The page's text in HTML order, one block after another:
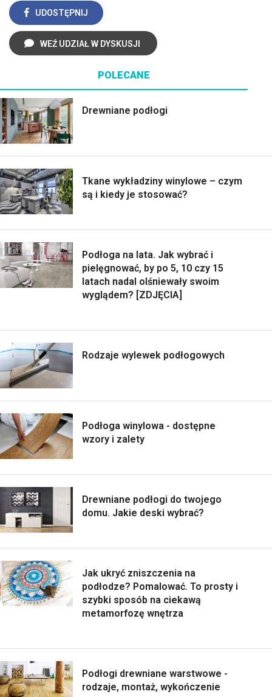
UDOSTĘPNIJ
WEŹ UDZIAŁ W DYSKUSJI
POLECANE
Drewniane podłogi
Tkane wykładziny winylowe – czym
są i kiedy je stosować?
Podłoga na lata. Jak wybrać i
pielęgnować, by po 5, 10 czy 15
latach nadal olśniewały swoim
wyglądem? [ZDJĘCIA]
Rodzaje wylewek podłogowych
Podłoga winylowa - dostępne
wzory i zalety
Drewniane podłogi do twojego
domu. Jakie deski wybrać?
Jak ukryć zniszczenia na
podłodze? Pomalować. To prosty i
szybki sposób na ciekawą
metamorfozę wnętrza
Podłogi drewniane warstwowe -
rodzaje, montaż, wykończenie